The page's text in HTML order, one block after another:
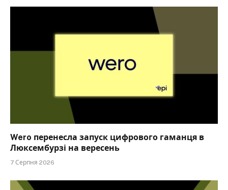
Wero перенесла запуск цифрового гаманця в
Люксембурзі на вересень
7 Серпня 2026